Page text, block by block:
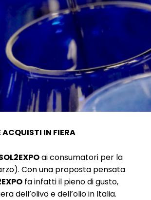
IN FIERA
ai consumatori per la
Con una proposta pensata
fa infatti il pieno di gusto,
dell’olivo e dell’olio in Italia.